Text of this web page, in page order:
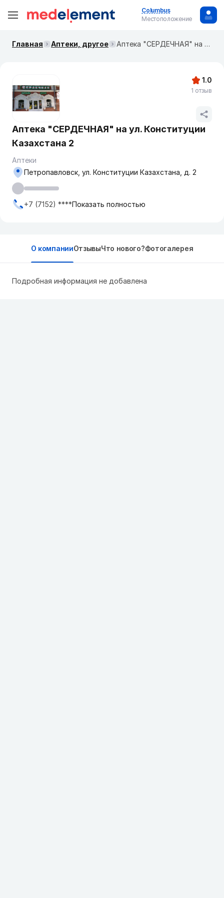
Columbus
Местоположение
Главная Аптеки, другое Аптека "СЕРДЕЧНАЯ" на ул. Конституции Казахстана 2
Аптека "СЕРДЕЧНАЯ" на ул. Конституции
Казахстана 2
Аптеки
Петропавловск, ул. Конституции Казахстана, д. 2
+7 (7152) ****Показать полностью
1.0
1 отзыв
О компанииОтзывыЧто нового?Фотогалерея
Подробная информация не добавлена